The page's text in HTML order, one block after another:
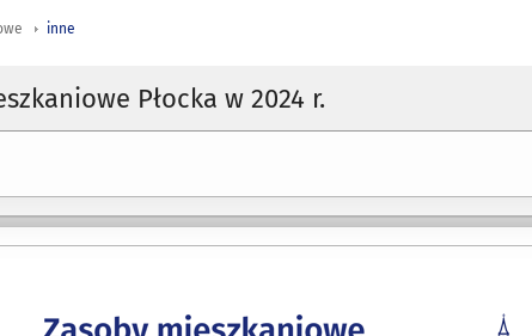
inne
Płocka w 2024 r.